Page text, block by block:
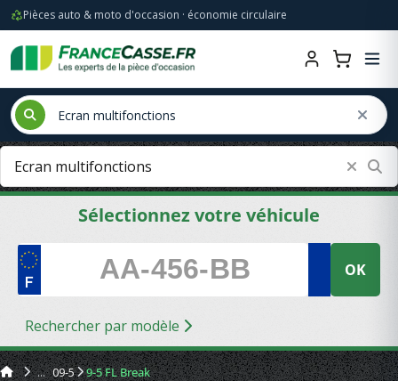
Pièces auto & moto d'occasion · économie circulaire
Sélectionnez votre véhicule
OK
Rechercher par modèle
09-5 9-5 FL Break